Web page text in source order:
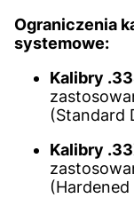
Ograniczenia
systemowe:
Kalibry
(Standard
Kalibry